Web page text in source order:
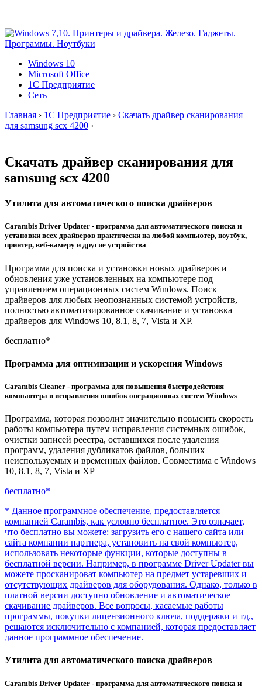
Windows 10
Microsoft Office
1C Предприятие
Сеть
Главная › 1C Предприятие › Скачать драйвер сканирования
для samsung scx 4200 ›
Скачать драйвер сканирования для
samsung scx 4200
Утилита для автоматического поиска драйверов
Carambis Driver Updater - программа для автоматического поиска и
установки всех драйверов практически на любой компьютер, ноутбук,
принтер, веб-камеру и другие устройства
Программа для поиска и установки новых драйверов и
обновления уже установленных на компьютере под
управлением операционных систем Windows. Поиск
драйверов для любых неопознанных системой устройств,
полностью автоматизированное скачивание и установка
драйверов для Windows 10, 8.1, 8, 7, Vista и XP.
бесплатно*
Программа для оптимизации и ускорения Windows
Carambis Cleaner - программа для повышения быстродействия
компьютера и исправления ошибок операционных систем Windows
Программа, которая позволит значительно повысить скорость
работы компьютера путем исправления системных ошибок,
очистки записей реестра, оставшихся после удаления
программ, удаления дубликатов файлов, больших
неиспользуемых и временных файлов. Совместима с Windows
10, 8.1, 8, 7, Vista и XP
бесплатно*
* Данное программное обеспечение, предоставляется
компанией Carambis, как условно бесплатное. Это означает,
что бесплатно вы можете: загрузить его с нашего сайта или
сайта компании партнера, установить на свой компьютер,
использовать некоторые функции, которые доступны в
бесплатной версии. Например, в программе Driver Updater вы
можете просканироват компьютер на предмет устаревших и
отсутствующих драйверов для оборудования. Однако, только в
платной версии доступно обновление и автоматическое
скачивание драйверов. Все вопросы, касаемые работы
программы, покупки лицензионного ключа, поддержки и тд.,
решаются исключительно с компанией, которая предоставляет
данное программное обеспечение.
Утилита для автоматического поиска драйверов
Carambis Driver Updater - программа для автоматического поиска и